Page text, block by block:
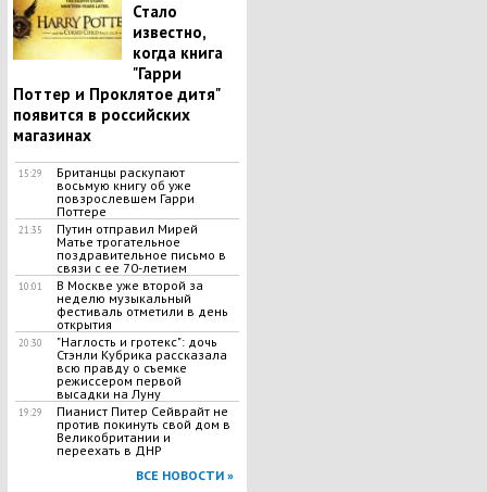
Стало
известно,
когда книга
"Гарри
Поттер и Проклятое дитя"
появится в российских
магазинах
15:29
Британцы раскупают
восьмую книгу об уже
повзрослевшем Гарри
Поттере
21:35
Путин отправил Мирей
Матье трогательное
поздравительное письмо в
связи с ее 70-летием
10:01
В Москве уже второй за
неделю музыкальный
фестиваль отметили в день
открытия
20:30
"Наглость и гротекс": дочь
Стэнли Кубрика рассказала
всю правду о съемке
режиссером первой
высадки на Луну
19:29
Пианист Питер Сейврайт не
против покинуть свой дом в
Великобритании и
переехать в ДНР
ВСЕ НОВОСТИ »